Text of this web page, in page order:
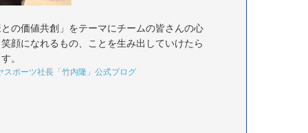
の価値共創」をテーマにチームの皆さんの心
顔になれるもの、ことを生み出していけたら
。
スポーツ社長「竹内隆」公式ブログ